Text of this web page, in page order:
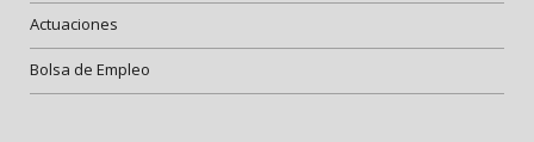
Actuaciones
Bolsa de Empleo